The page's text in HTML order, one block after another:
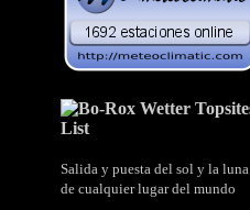
Salida y puesta del sol y la luna
de cualquier lugar del mundo